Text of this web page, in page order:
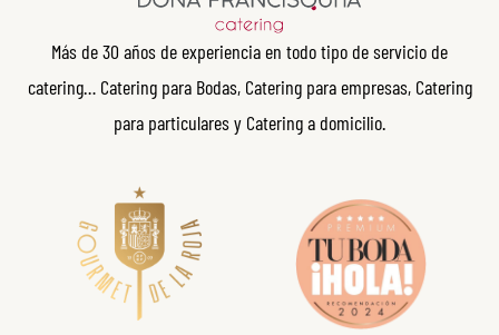
Más de 30 años de experiencia en todo tipo de servicio de
catering… Catering para Bodas, Catering para empresas, Catering
para particulares y Catering a domicilio.